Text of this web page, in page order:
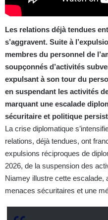
Les relations déjà tendues
s’aggravent. Suite à
membres du personnel de
soupçonnés d’activités
expulsant à son tour du
en suspendant les activités
marquant une escalade
sécuritaire et politique
La crise diplomatique
relations, déjà tendues, ont
expulsions réciproques de
2026, de la suspension des
Niamey illustre cette escalade,
menaces sécuritaires et une